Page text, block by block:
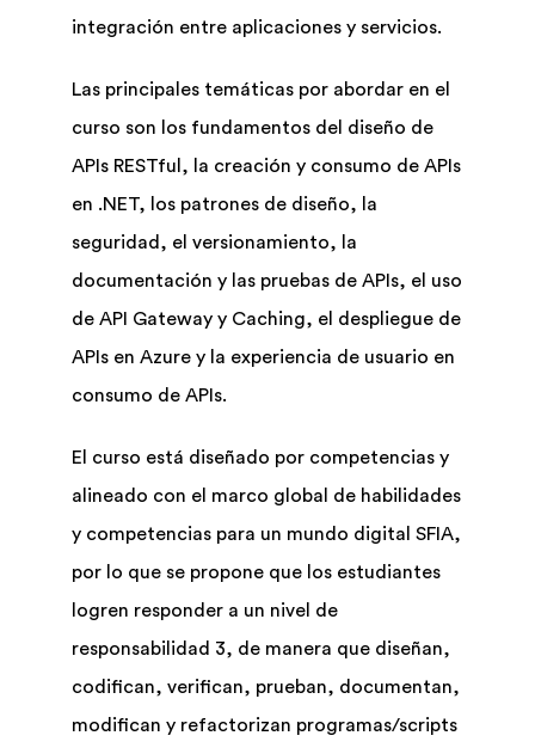
integración entre aplicaciones y servicios.
Las principales temáticas por abordar en el
curso son los fundamentos del diseño de
APIs RESTful, la creación y consumo de APIs
en .NET, los patrones de diseño, la
seguridad, el versionamiento, la
documentación y las pruebas de APIs, el uso
de API Gateway y Caching, el despliegue de
APIs en Azure y la experiencia de usuario en
consumo de APIs.
El curso está diseñado por competencias y
alineado con el marco global de habilidades
y competencias para un mundo digital SFIA,
por lo que se propone que los estudiantes
logren responder a un nivel de
responsabilidad 3, de manera que diseñan,
codifican, verifican, prueban, documentan,
modifican y refactorizan programas/scripts